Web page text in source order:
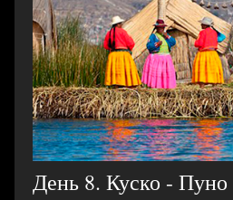
День 8. Куско - Пуно